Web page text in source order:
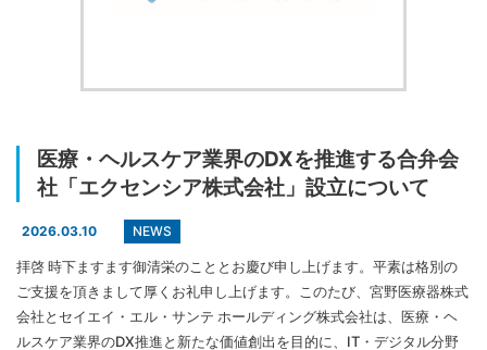
医療・ヘルスケア業界のDXを推進する合弁会
社「エクセンシア株式会社」設立について
2026.03.10 NEWS
拝啓 時下ますます御清栄のこととお慶び申し上げます。平素は格別の
ご支援を頂きまして厚くお礼申し上げます。このたび、宮野医療器株式
会社とセイエイ・エル・サンテ ホールディング株式会社は、医療・ヘ
ルスケア業界のDX推進と新たな価値創出を目的に、IT・デジタル分野